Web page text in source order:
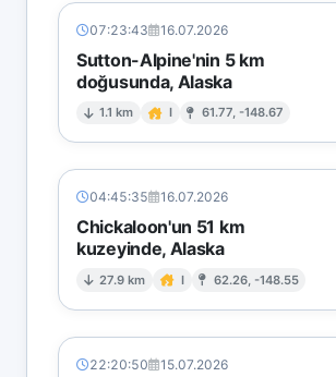
07:23:43 16.07.2026
Sutton-Alpine'nin 5 km
doğusunda, Alaska
1.1 km I 61.77, -148.67
04:45:35 16.07.2026
Chickaloon'un 51 km
kuzeyinde, Alaska
27.9 km I 62.26, -148.55
22:20:50 15.07.2026